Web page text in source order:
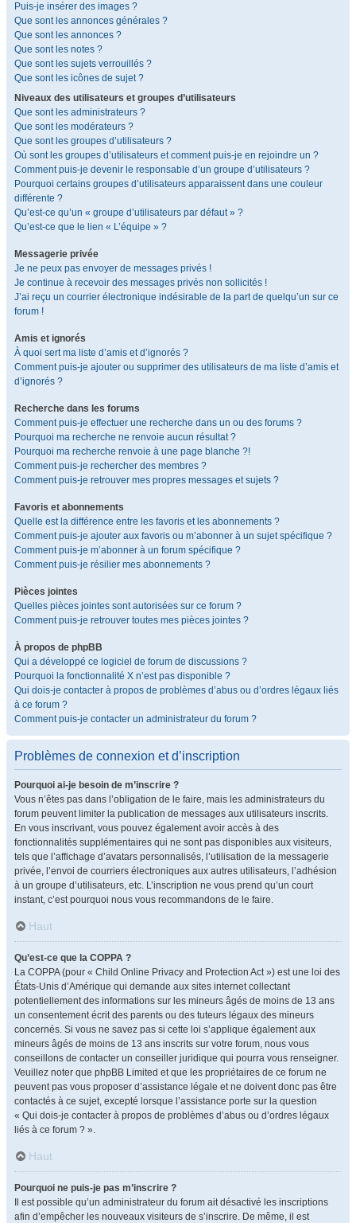
Puis-je insérer des images ?
Que sont les annonces générales ?
Que sont les annonces ?
Que sont les notes ?
Que sont les sujets verrouillés ?
Que sont les icônes de sujet ?
Niveaux des utilisateurs et groupes d’utilisateurs
Que sont les administrateurs ?
Que sont les modérateurs ?
Que sont les groupes d’utilisateurs ?
Où sont les groupes d’utilisateurs et comment puis-je en rejoindre un ?
Comment puis-je devenir le responsable d’un groupe d’utilisateurs ?
Pourquoi certains groupes d’utilisateurs apparaissent dans une couleur
différente ?
Qu’est-ce qu’un « groupe d’utilisateurs par défaut » ?
Qu’est-ce que le lien « L’équipe » ?
Messagerie privée
Je ne peux pas envoyer de messages privés !
Je continue à recevoir des messages privés non sollicités !
J’ai reçu un courrier électronique indésirable de la part de quelqu’un sur ce
forum !
Amis et ignorés
À quoi sert ma liste d’amis et d’ignorés ?
Comment puis-je ajouter ou supprimer des utilisateurs de ma liste d’amis et
d’ignorés ?
Recherche dans les forums
Comment puis-je effectuer une recherche dans un ou des forums ?
Pourquoi ma recherche ne renvoie aucun résultat ?
Pourquoi ma recherche renvoie à une page blanche ?!
Comment puis-je rechercher des membres ?
Comment puis-je retrouver mes propres messages et sujets ?
Favoris et abonnements
Quelle est la différence entre les favoris et les abonnements ?
Comment puis-je ajouter aux favoris ou m’abonner à un sujet spécifique ?
Comment puis-je m’abonner à un forum spécifique ?
Comment puis-je résilier mes abonnements ?
Pièces jointes
Quelles pièces jointes sont autorisées sur ce forum ?
Comment puis-je retrouver toutes mes pièces jointes ?
À propos de phpBB
Qui a développé ce logiciel de forum de discussions ?
Pourquoi la fonctionnalité X n’est pas disponible ?
Qui dois-je contacter à propos de problèmes d’abus ou d’ordres légaux liés
à ce forum ?
Comment puis-je contacter un administrateur du forum ?
Problèmes de connexion et d’inscription
Pourquoi ai-je besoin de m’inscrire ?
Vous n’êtes pas dans l’obligation de le faire, mais les administrateurs du
forum peuvent limiter la publication de messages aux utilisateurs inscrits.
En vous inscrivant, vous pouvez également avoir accès à des
fonctionnalités supplémentaires qui ne sont pas disponibles aux visiteurs,
tels que l’affichage d’avatars personnalisés, l’utilisation de la messagerie
privée, l’envoi de courriers électroniques aux autres utilisateurs, l’adhésion
à un groupe d’utilisateurs, etc. L’inscription ne vous prend qu’un court
instant, c’est pourquoi nous vous recommandons de le faire.
Haut
Qu’est-ce que la COPPA ?
La COPPA (pour « Child Online Privacy and Protection Act ») est une loi des
États-Unis d’Amérique qui demande aux sites internet collectant
potentiellement des informations sur les mineurs âgés de moins de 13 ans
un consentement écrit des parents ou des tuteurs légaux des mineurs
concernés. Si vous ne savez pas si cette loi s’applique également aux
mineurs âgés de moins de 13 ans inscrits sur votre forum, nous vous
conseillons de contacter un conseiller juridique qui pourra vous renseigner.
Veuillez noter que phpBB Limited et que les propriétaires de ce forum ne
peuvent pas vous proposer d’assistance légale et ne doivent donc pas être
contactés à ce sujet, excepté lorsque l’assistance porte sur la question
« Qui dois-je contacter à propos de problèmes d’abus ou d’ordres légaux
liés à ce forum ? ».
Haut
Pourquoi ne puis-je pas m’inscrire ?
Il est possible qu’un administrateur du forum ait désactivé les inscriptions
afin d’empêcher les nouveaux visiteurs de s’inscrire. De même, il est